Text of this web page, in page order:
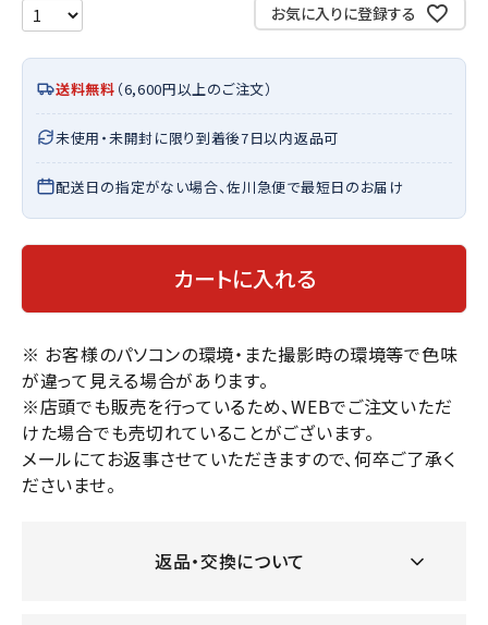
お気に入りに登録する
送料無料 （6,600円以上のご注文）
未使用・未開封に限り到着後7日以内返品可
配送日の指定がない場合、佐川急便で最短日のお届け
カートに入れる
※ お客様のパソコンの環境・また撮影時の環境等で色味
が違って見える場合があります。
※店頭でも販売を行っているため、WEBでご注文いただ
けた場合でも売切れていることがございます。
メールにてお返事させていただきますので、何卒ご了承く
ださいませ。
返品・交換について